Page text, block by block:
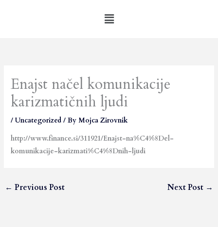
Menu
Enajst načel komunikacije
karizmatičnih ljudi
/ Uncategorized/ By Mojca Zirovnik
http://www.finance.si/311921/Enajst-na%C4%8Del-
komunikacije-karizmati%C4%8Dnih-ljudi
← Previous Post Next Post →